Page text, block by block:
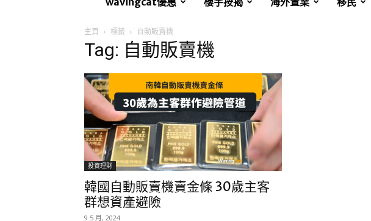
主頁 標籤 自動販賣機
Tag: 自動販賣機
投資理財
韓國自動販賣機賣金條 30歲主客
群想資產避險
9 5 月, 2024